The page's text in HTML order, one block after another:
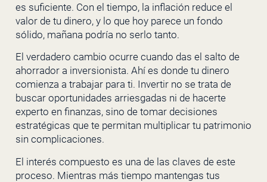
es suficiente. Con el tiempo, la inflación reduce el
valor de tu dinero, y lo que hoy parece un fondo
sólido, mañana podría no serlo tanto.
El verdadero cambio ocurre cuando das el salto de
ahorrador a inversionista. Ahí es donde tu dinero
comienza a trabajar para ti. Invertir no se trata de
buscar oportunidades arriesgadas ni de hacerte
experto en finanzas, sino de tomar decisiones
estratégicas que te permitan multiplicar tu patrimonio
sin complicaciones.
El interés compuesto es una de las claves de este
proceso. Mientras más tiempo mantengas tus